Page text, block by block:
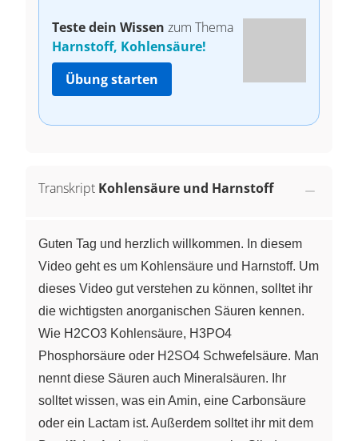
Teste dein Wissen zum Thema
Harnstoff, Kohlensäure!
Übung starten
Transkript Kohlensäure und Harnstoff
Guten Tag und herzlich willkommen. In diesem
Video geht es um Kohlensäure und Harnstoff. Um
dieses Video gut verstehen zu können, solltet ihr
die wichtigsten anorganischen Säuren kennen.
Wie H2CO3 Kohlensäure, H3PO4
Phosphorsäure oder H2SO4 Schwefelsäure. Man
nennt diese Säuren auch Mineralsäuren. Ihr
solltet wissen, was ein Amin, eine Carbonsäure
oder ein Lactam ist. Außerdem solltet ihr mit dem